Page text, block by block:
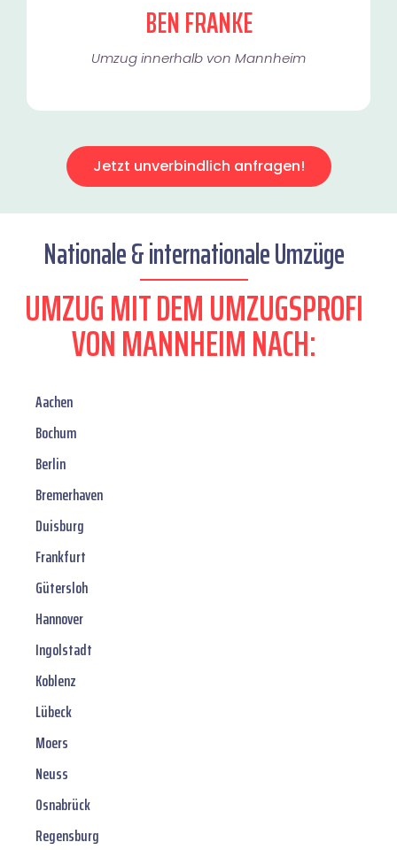
BEN FRANKE
Umzug innerhalb von Mannheim​
Jetzt unverbindlich anfragen!
Nationale & internationale Umzüge
UMZUG MIT DEM UMZUGSPROFI
VON MANNHEIM NACH:
Aachen
Bochum
Berlin
Bremerhaven
Duisburg
Frankfurt
Gütersloh
Hannover
Ingolstadt
Koblenz
Lübeck
Moers
Neuss
Osnabrück
Regensburg